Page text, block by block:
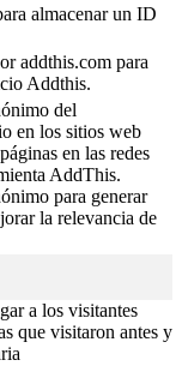
almacenar un ID
addthis.com para
Addthis.
del
en los sitios web
en las redes
AddThis.
para generar
la relevancia de
a los visitantes
que visitaron antes y